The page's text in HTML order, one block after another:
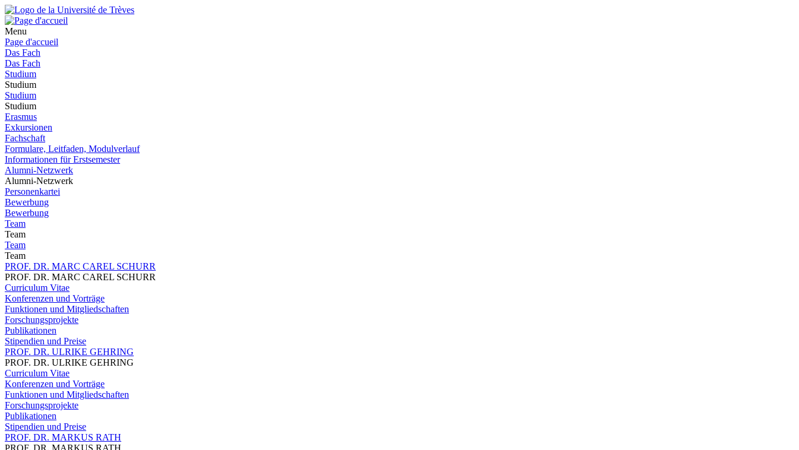
Menu
Page d'accueil
Das Fach
Das Fach
Studium
Studium
Studium
Studium
Erasmus
Exkursionen
Fachschaft
Formulare, Leitfaden, Modulverlauf
Informationen für Erstsemester
Alumni-Netzwerk
Alumni-Netzwerk
Personenkartei
Bewerbung
Bewerbung
Team
Team
Team
Team
PROF. DR. MARC CAREL SCHURR
PROF. DR. MARC CAREL SCHURR
Curriculum Vitae
Konferenzen und Vorträge
Funktionen und Mitgliedschaften
Forschungsprojekte
Publikationen
Stipendien und Preise
PROF. DR. ULRIKE GEHRING
PROF. DR. ULRIKE GEHRING
Curriculum Vitae
Konferenzen und Vorträge
Funktionen und Mitgliedschaften
Forschungsprojekte
Publikationen
Stipendien und Preise
PROF. DR. MARKUS RATH
PROF. DR. MARKUS RATH